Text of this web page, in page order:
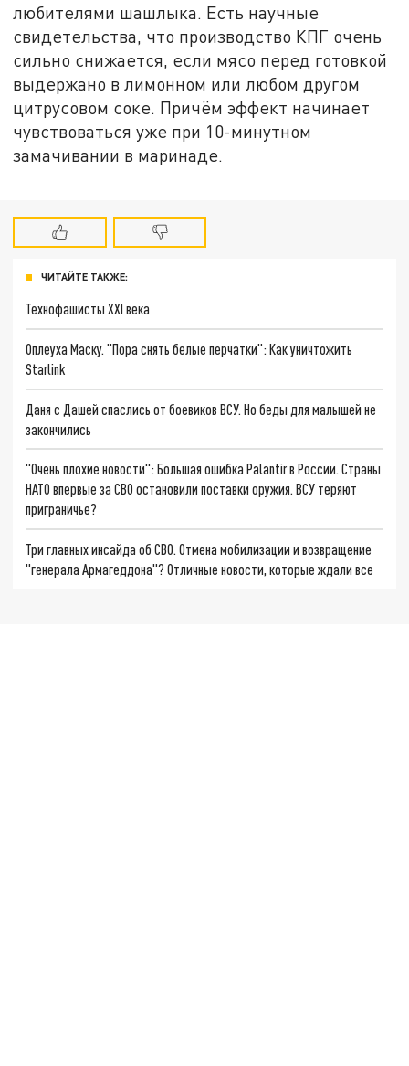
любителями шашлыка. Есть научные
свидетельства, что производство КПГ очень
сильно снижается, если мясо перед готовкой
выдержано в лимонном или любом другом
цитрусовом соке. Причём эффект начинает
чувствоваться уже при 10-минутном
замачивании в маринаде.
ЧИТАЙТЕ ТАКЖЕ:
Технофашисты XXI века
Оплеуха Маску. "Пора снять белые перчатки": Как уничтожить
Starlink
Даня с Дашей спаслись от боевиков ВСУ. Но беды для малышей не
закончились
"Очень плохие новости": Большая ошибка Palantir в России. Страны
НАТО впервые за СВО остановили поставки оружия. ВСУ теряют
приграничье?
Три главных инсайда об СВО. Отмена мобилизации и возвращение
"генерала Армагеддона"? Отличные новости, которые ждали все